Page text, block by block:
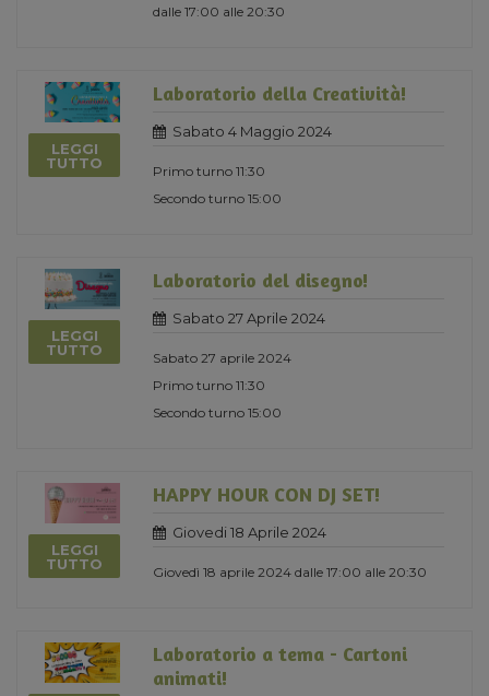
dalle 17:00 alle 20:30
LEGGI
TUTTO
Laboratorio della Creatività!
Sabato 4 Maggio 2024
Primo turno 11:30
Secondo turno 15:00
LEGGI
TUTTO
Laboratorio del disegno!
Sabato 27 Aprile 2024
Sabato 27 aprile 2024
Primo turno 11:30
Secondo turno 15:00
LEGGI
TUTTO
HAPPY HOUR CON DJ SET!
Giovedi 18 Aprile 2024
Giovedì 18 aprile 2024 dalle 17:00 alle 20:30
Laboratorio a tema - Cartoni
animati!